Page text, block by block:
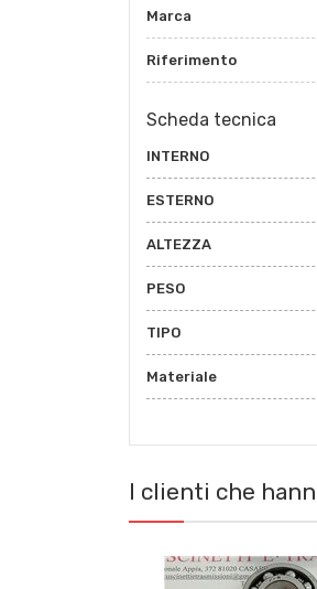
Marca
Riferimento
Scheda tecnica
INTERNO
ESTERNO
ALTEZZA
PESO
TIPO
Materiale
I clienti che